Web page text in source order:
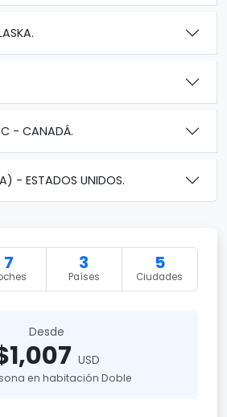
- CANADÁ.
- ESTADOS UNIDOS.
7 3
Países
5
Ciudades
Desde
USD
en habitación Doble